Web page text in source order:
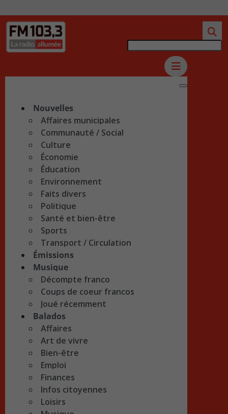
Nouvelles
Affaires municipales
Communauté / Social
Culture
Économie
Éducation
Environnement
Faits divers
Politique
Santé et bien-être
Sports
Transport / Circulation
Émissions
Musique
Décompte franco
Coups de coeur francos
Joué récemment
Balados
Affaires
Art de vivre
Bien-être
Emploi
Finances
Infos citoyennes
Loisirs